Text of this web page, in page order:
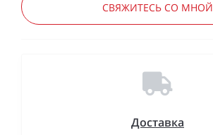
СВЯЖИТЕСЬ СО МНОЙ
Доставка